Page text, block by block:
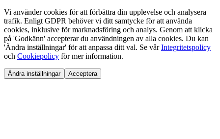
Vi använder cookies för att förbättra din upplevelse och analysera
trafik. Enligt GDPR behöver vi ditt samtycke för att använda
cookies, inklusive för marknadsföring och analys. Genom att klicka
på 'Godkänn' accepterar du användningen av alla cookies. Du kan
'Ändra inställningar' för att anpassa ditt val. Se vårIntegritetspolicy
och Cookiepolicy för mer information.
Ändra inställningar Acceptera